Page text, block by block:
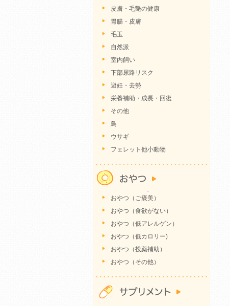
皮膚・毛艶の健康
胃腸・皮膚
毛玉
自然派
室内飼い
下部尿路リスク
避妊・去勢
栄養補助・成長・回復
その他
鳥
ウサギ
フェレット他小動物
おやつ（ご褒美）
おやつ（食欲がない）
おやつ（低アレルゲン）
おやつ（低カロリー)
おやつ（投薬補助）
おやつ（その他）